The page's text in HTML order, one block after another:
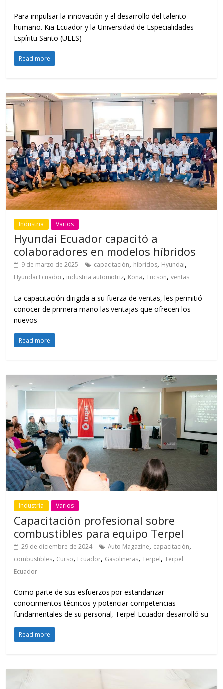
Para impulsar la innovación y el desarrollo del talento
humano. Kia Ecuador y la Universidad de Especialidades
Espíritu Santo (UEES)
Read more
Industria Varios
Hyundai Ecuador capacitó a
colaboradores en modelos híbridos
9 de marzo de 2025 capacitación, híbridos, Hyundai,
Hyundai Ecuador, industria automotriz, Kona,Tucson,ventas
La capacitación dirigida a su fuerza de ventas, les permitió
conocer de primera mano las ventajas que ofrecen los
nuevos
Read more
Industria Varios
Capacitación profesional sobre
combustibles para equipo Terpel
29 de diciembre de 2024 Auto Magazine, capacitación,
combustibles, Curso, Ecuador, Gasolineras,Terpel,Terpel
Ecuador
Como parte de sus esfuerzos por estandarizar
conocimientos técnicos y potenciar competencias
fundamentales de su personal, Terpel Ecuador desarrolló su
Read more